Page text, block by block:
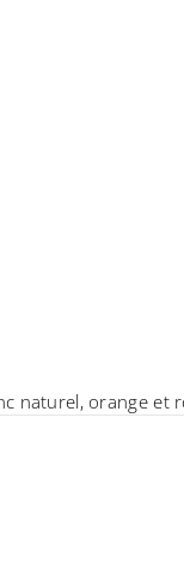
naturel, orange et